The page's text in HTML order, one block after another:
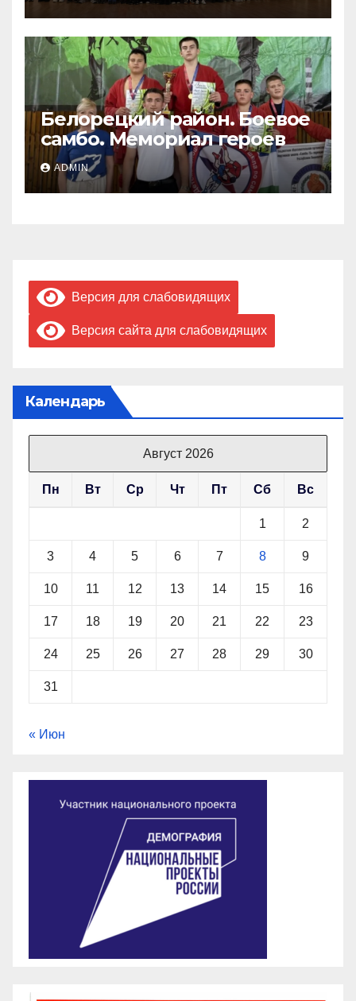
Белорецкий район. Боевое
самбо. Мемориал героев
ADMIN
Версия для слабовидящих
Версия сайта для слабовидящих
Календарь
Август 2026
Пн Вт Ср Чт Пт Сб Вс
1 2
3 4 5 6 7 8 9
10 11 12 13 14 15 16
17 18 19 20 21 22 23
24 25 26 27 28 29 30
31
« Июн